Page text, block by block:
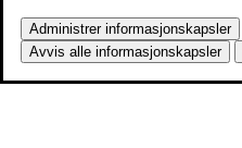
Administrer informasjonskapsler
Avvis alle informasjonskapsler